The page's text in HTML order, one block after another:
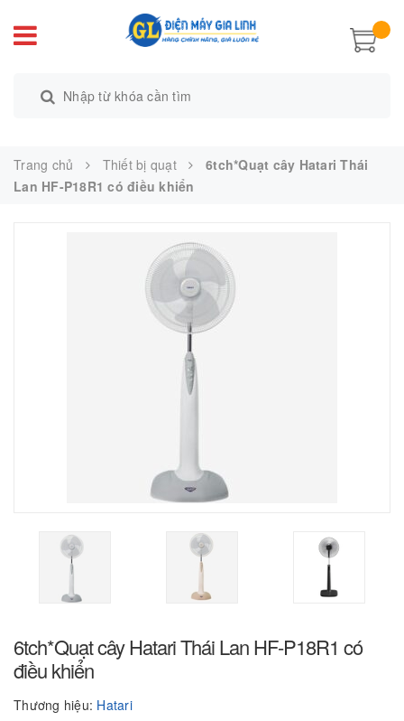
Trang chủ Thiết bị quạt
6tch*Quạt cây Hatari Thái
Lan HF-P18R1 có điều khiển
6tch*Quạt cây Hatari Thái Lan HF-P18R1 có
điều khiển
Thương hiệu: Hatari